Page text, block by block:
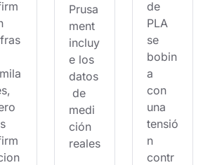
Prusa
ment
incluy
e los
datos
de
medi
ción
reales
de
PLA
se
bobin
a
con
una
tensió
n
contr